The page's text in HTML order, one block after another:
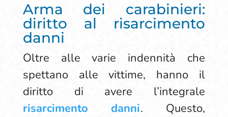
Arma dei carabinieri:
diritto al risarcimento
danni
Oltre alle varie indennità che
spettano alle vittime, hanno il
diritto di avere l’integrale
risarcimento danni. Questo,